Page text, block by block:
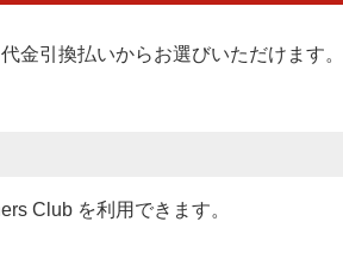
金引換払いからお選びいただけます。
Club を利用できます。